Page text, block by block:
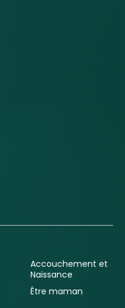
Accouchement et
Naissance
Être maman